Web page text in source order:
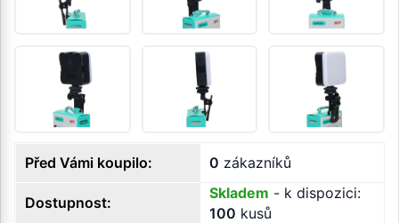
Před Vámi koupilo: 0 zákazníků
Dostupnost:
Skladem - k dispozici:
100 kusů